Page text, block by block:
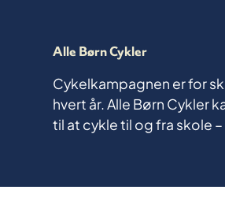
Alle Børn Cykler
Cykelkampagnen er for
hvert år. Alle Børn Cykler
til at cykle til og fra skole